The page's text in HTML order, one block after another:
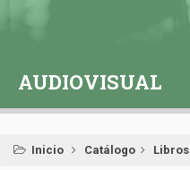
AUDIOVISUAL
Inicio Catálogo Libros